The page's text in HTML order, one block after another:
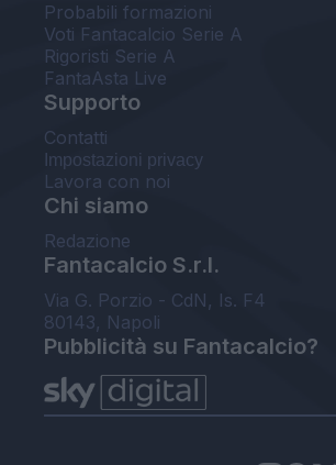
Probabili formazioni
Voti Fantacalcio Serie A
Rigoristi Serie A
FantaAsta Live
Supporto
Contatti
Impostazioni privacy
Lavora con noi
Chi siamo
Redazione
Fantacalcio S.r.l.
Via G. Porzio - CdN, Is. F4
80143, Napoli
Pubblicità su Fantacalcio?